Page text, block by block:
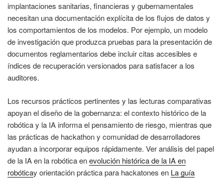
implantaciones sanitarias, financieras y gubernamentales
necesitan una documentación explícita de los flujos de datos y
los comportamientos de los modelos. Por ejemplo, un modelo
de investigación que produzca pruebas para la presentación de
documentos reglamentarios debe incluir citas accesibles e
índices de recuperación versionados para satisfacer a los
auditores.
Los recursos prácticos pertinentes y las lecturas comparativas
apoyan el diseño de la gobernanza: el contexto histórico de la
robótica y la IA informa el pensamiento de riesgo, mientras que
las prácticas de hackathon y comunidad de desarrolladores
ayudan a incorporar equipos rápidamente. Ver análisis del papel
de la IA en la robótica enevolución histórica de la IA en
robóticay orientación práctica para hackatones en La guía